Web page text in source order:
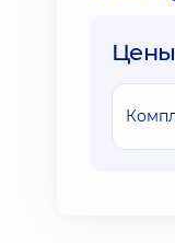
Цены